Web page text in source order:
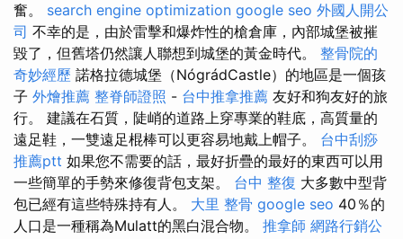
奮。 search engine optimization google seo 外國人開公
司 不幸的是，由於雷擊和爆炸性的槍倉庫，內部城堡被摧
毀了，但舊塔仍然讓人聯想到城堡的黃金時代。 整骨院的
奇妙經歷 諾格拉德城堡（NógrádCastle）的地區是一個孩
子 外燴推薦 整脊師證照 - 台中推拿推薦 友好和狗友好的旅
行。 建議在石質，陡峭的道路上穿專業的鞋底，高質量的
遠足鞋，一雙遠足棍棒可以更容易地戴上帽子。 台中刮痧
推薦ptt 如果您不需要的話，最好折疊的最好的東西可以用
一些簡單的手勢來修復背包支架。 台中 整復 大多數中型背
包已經有這些特殊持有人。 大里 整骨 google seo 40％的
人口是一種稱為Mulatt的黑白混合物。 推拿師 網路行銷公